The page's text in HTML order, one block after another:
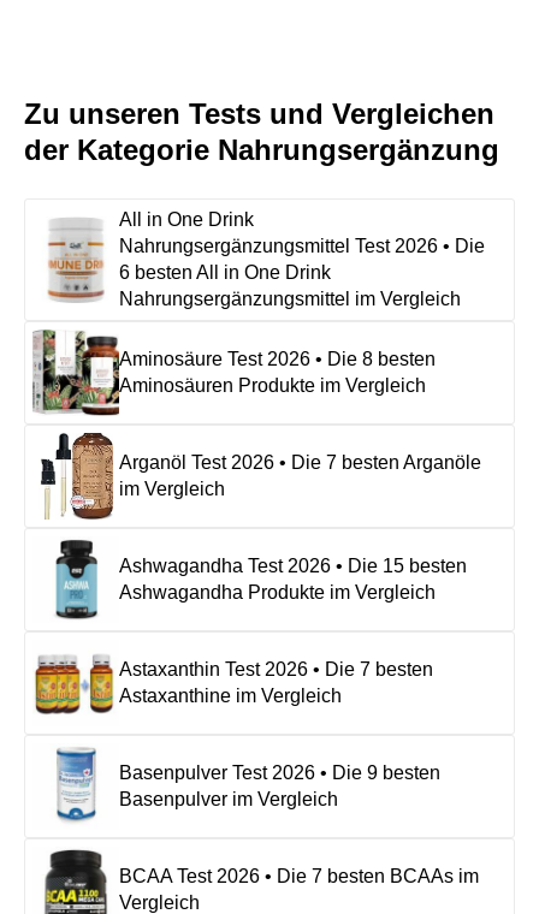
Zu unseren Tests und Vergleichen
der Kategorie Nahrungsergänzung
All in One Drink
Nahrungsergänzungsmittel Test 2026 • Die
6 besten All in One Drink
Nahrungsergänzungsmittel im Vergleich
Aminosäure Test 2026 • Die 8 besten
Aminosäuren Produkte im Vergleich
Arganöl Test 2026 • Die 7 besten Arganöle
im Vergleich
Ashwagandha Test 2026 • Die 15 besten
Ashwagandha Produkte im Vergleich
Astaxanthin Test 2026 • Die 7 besten
Astaxanthine im Vergleich
Basenpulver Test 2026 • Die 9 besten
Basenpulver im Vergleich
BCAA Test 2026 • Die 7 besten BCAAs im
Vergleich